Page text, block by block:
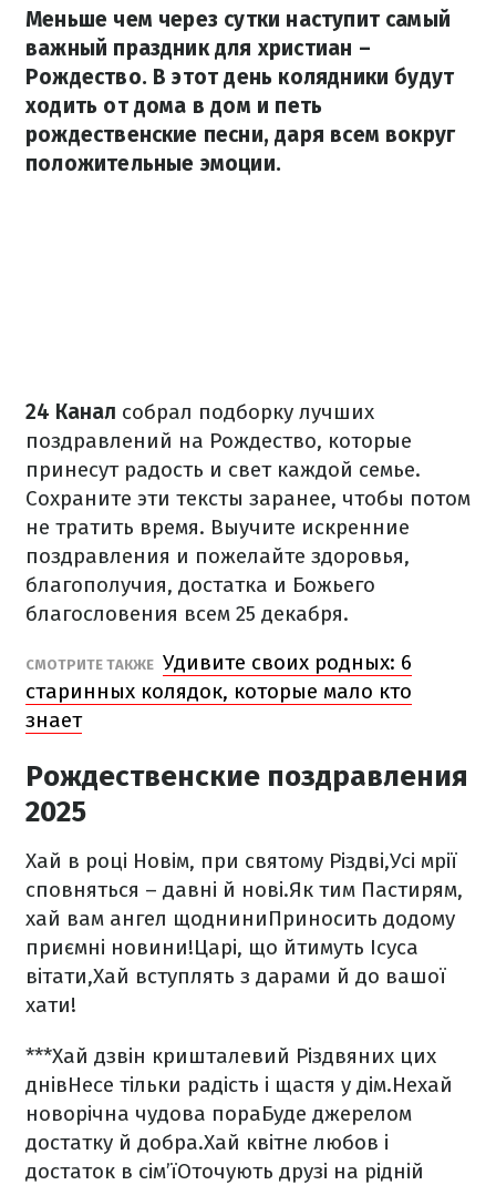
Меньше чем через сутки наступит самый
важный праздник для христиан –
Рождество. В этот день колядники будут
ходить от дома в дом и петь
рождественские песни, даря всем вокруг
положительные эмоции.
24 Канал собрал подборку лучших
поздравлений на Рождество, которые
принесут радость и свет каждой семье.
Сохраните эти тексты заранее, чтобы потом
не тратить время. Выучите искренние
поздравления и пожелайте здоровья,
благополучия, достатка и Божьего
благословения всем 25 декабря.
СМОТРИТЕ ТАКЖЕ Удивите своих родных: 6
старинных колядок, которые мало кто
знает
Рождественские поздравления
2025
Хай в році Новім, при святому Різдві,Усі мрії
сповняться – давні й нові.Як тим Пастирям,
хай вам ангел щодниниПриносить додому
приємні новини!Царі, що йтимуть Ісуса
вітати,Хай вступлять з дарами й до вашої
хати!
***Хай дзвін кришталевий Різдвяних цих
днівНесе тільки радість і щастя у дім.Нехай
новорічна чудова пораБуде джерелом
достатку й добра.Хай квітне любов і
достаток в сім’їОточують друзі на рідній